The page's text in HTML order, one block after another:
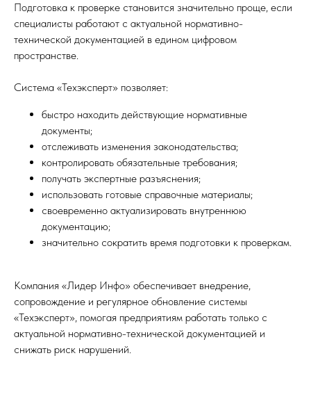
Подготовка к проверке становится значительно проще, если
специалисты работают с актуальной нормативно-
технической документацией в едином цифровом
пространстве.
Система «Техэксперт» позволяет:
быстро находить действующие нормативные
документы;
отслеживать изменения законодательства;
контролировать обязательные требования;
получать экспертные разъяснения;
использовать готовые справочные материалы;
своевременно актуализировать внутреннюю
документацию;
значительно сократить время подготовки к проверкам.
Компания «Лидер Инфо» обеспечивает внедрение,
сопровождение и регулярное обновление системы
«Техэксперт», помогая предприятиям работать только с
актуальной нормативно-технической документацией и
снижать риск нарушений.